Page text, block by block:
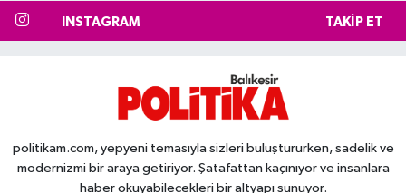
INSTAGRAM TAKIP ET
politikam.com, yepyeni temasıyla sizleri buluştururken, sadelik ve
modernizmi bir araya getiriyor. Şatafattan kaçınıyor ve insanlara
haber okuyabilecekleri bir altyapı sunuyor.